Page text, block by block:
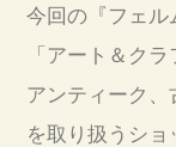
今回の『フェ
「アート＆クラ
アンティーク
を取り扱うシ